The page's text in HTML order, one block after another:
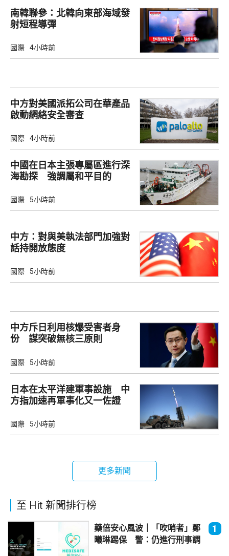
南韓聯參：北韓向東部海域發
射短程導彈
國際 4小時前
中方對美國派拓公司在華產品
啟動網絡安全審查
國際 4小時前
中國在日本主張專屬區進行深
海勘探 強調屬和平目的
國際 5小時前
中方：對與美執法部門加強對
話持開放態度
國際 5小時前
中方斥日利用核爆受害者身
份 謀突破無核三原則
國際 5小時前
日本在太平洋建軍事設施 中
方指加速再軍事化又一佐證
國際 5小時前
更多新聞
至 Hit 新聞排行榜
藥倍安心風波｜「吹哨者」鄭
曦琳踢保 警：仍進行刑事調
1